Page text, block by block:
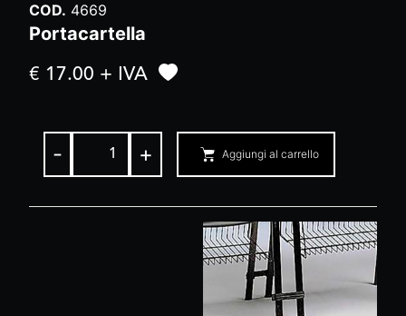
COD. 4669
Portacartella
€ 17.00 + IVA
- + Aggiungi al carrello